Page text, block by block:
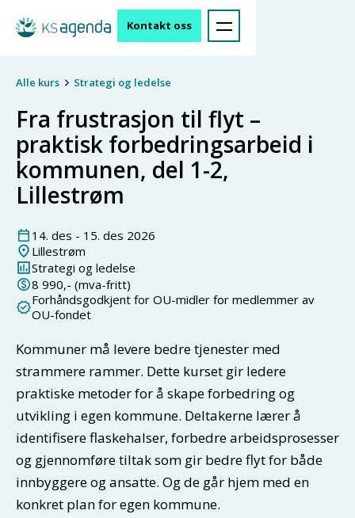
Kontakt oss
Alle kurs Strategi og ledelse
Fra frustrasjon til flyt –
praktisk forbedringsarbeid i
kommunen, del 1-2,
Lillestrøm
14. des - 15. des 2026
Lillestrøm
Strategi og ledelse
8 990,- (mva-fritt)
Forhåndsgodkjent for OU-midler for medlemmer av
OU-fondet
Kommuner må levere bedre tjenester med
strammere rammer. Dette kurset gir ledere
praktiske metoder for å skape forbedring og
utvikling i egen kommune. Deltakerne lærer å
identifisere flaskehalser, forbedre arbeidsprosesser
og gjennomføre tiltak som gir bedre flyt for både
innbyggere og ansatte. Og de går hjem med en
konkret plan for egen kommune.